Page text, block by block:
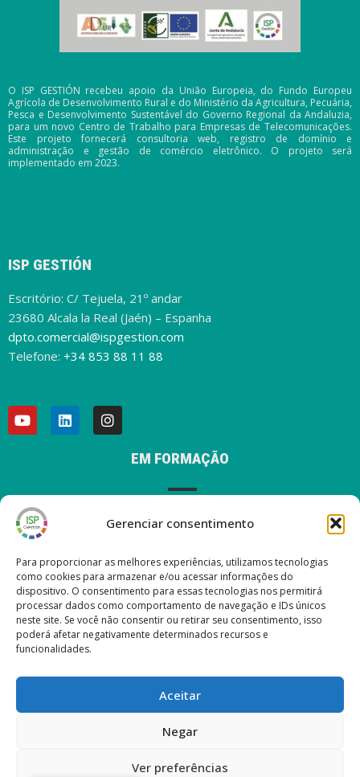
Gerenciar consentimento
Para proporcionar as melhores experiências, utilizamos tecnologias
como cookies para armazenar e/ou acessar informações do
dispositivo. O consentimento para essas tecnologias nos permitirá
processar dados como comportamento de navegação e IDs únicos
neste site. Se você não consentir ou retirar seu consentimento, isso
poderá afetar negativamente determinados recursos e
funcionalidades.
Aceitar
Negar
Ver preferências
O ISP GESTIÓN recebeu apoio da União Europeia, do Fundo Europeu
Agrícola de Desenvolvimento Rural e do Ministério da Agricultura, Pecuária,
Pesca e Desenvolvimento Sustentável do Governo Regional da Andaluzia,
para um novo Centro de Trabalho para Empresas de Telecomunicações.
Este projeto fornecerá consultoria web, registro de domínio e
administração e gestão de comércio eletrônico. O projeto será
implementado em 2023.
ISP GESTIÓN
Escritório: C/ Tejuela, 21º andar
23680 Alcala la Real (Jaén) – Espanha
dpto.comercial@ispgestion.com
Telefone: +34 853 88 11 88
EM FORMAÇÃO
ÚLTIMAS POSTAGENS EM NOSSO BLOG
Nueva versión ISP Gestión 6.01
Nueva versión ISP Gestión 6.0
Nova versão ISP Management 5.13